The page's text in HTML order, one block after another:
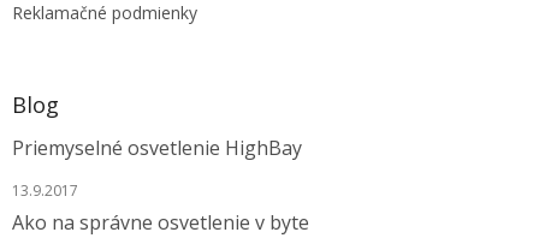
Reklamačné podmienky
Blog
Priemyselné osvetlenie HighBay
13.9.2017
Ako na správne osvetlenie v byte